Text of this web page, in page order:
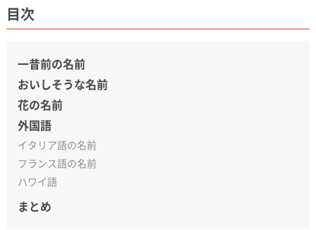
目次
一昔前の名前
おいしそうな名前
花の名前
外国語
イタリア語の名前
フランス語の名前
ハワイ語
まとめ